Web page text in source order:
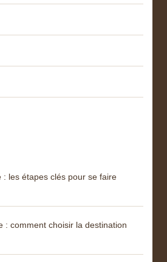
: les étapes clés pour se faire
: comment choisir la destination